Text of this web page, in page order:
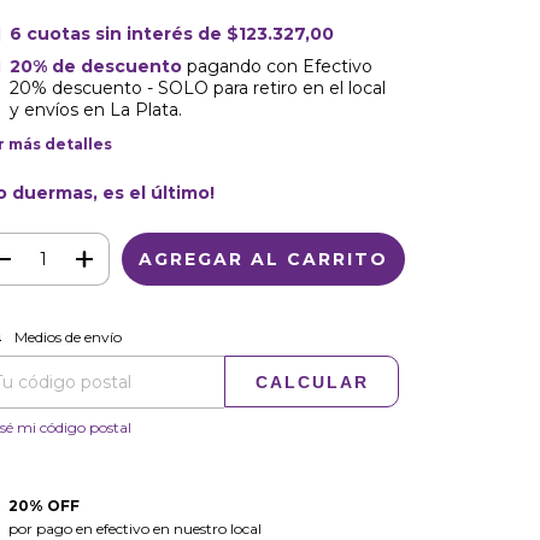
6 cuotas sin interés de $123.327,00
20% de descuentopagando con Efectivo
20% descuento - SOLO para retiro en el local
y envíos en La Plata.
más detalles
duermas, es el último!
para el CP:
Medios de envío
CALCULAR
mi código postal
20% OFF
por pago en efectivo en nuestro local